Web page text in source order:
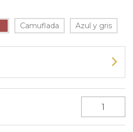
Camuflada Azul y gris